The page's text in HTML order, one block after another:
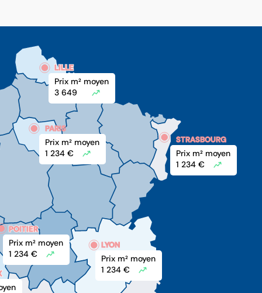
LILLE
LILLE
Prix m2 moyen
3 649
POITIER
POITIER
Prix m2 moyen
1 234 €
PARIS
Prix m2 moyen
1 234 €
STRASBOURG
Prix m2 moyen
1 234 €
LYON
Prix m2 moyen
1 234 €